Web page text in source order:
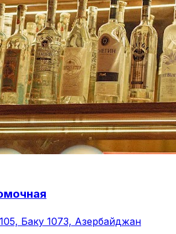
Баку 1073, Азербайджан